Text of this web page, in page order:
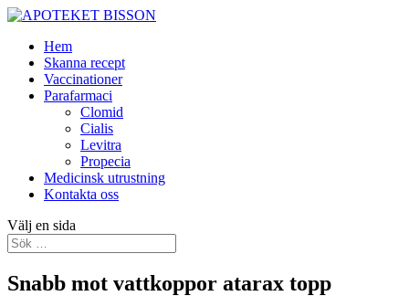
Hem
Skanna recept
Vaccinationer
Parafarmaci
Clomid
Cialis
Levitra
Propecia
Medicinsk utrustning
Kontakta oss
Välj en sida
Snabb mot vattkoppor atarax topp